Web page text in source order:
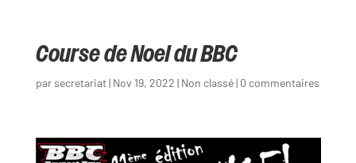
Course de Noel du BBC
par secretariat| Nov 19, 2022 | Non classé| 0 commentaires